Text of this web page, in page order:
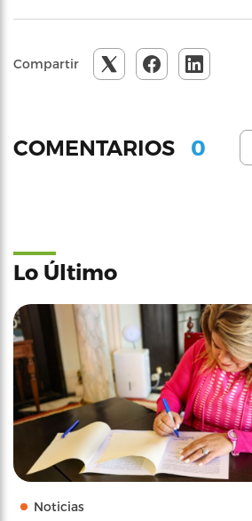
Compartir
COMENTARIOS 0
Lo Último
Noticias